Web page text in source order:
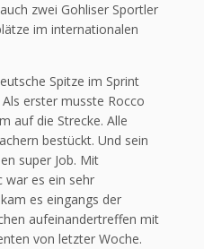
zwei Gohliser Sportler
im internationalen
Spitze im Sprint
erster musste Rocco
auf die Strecke. Alle
bestückt. Und sein
super Job. Mit
war es ein sehr
es eingangs der
aufeinandertreffen mit
von letzter Woche.